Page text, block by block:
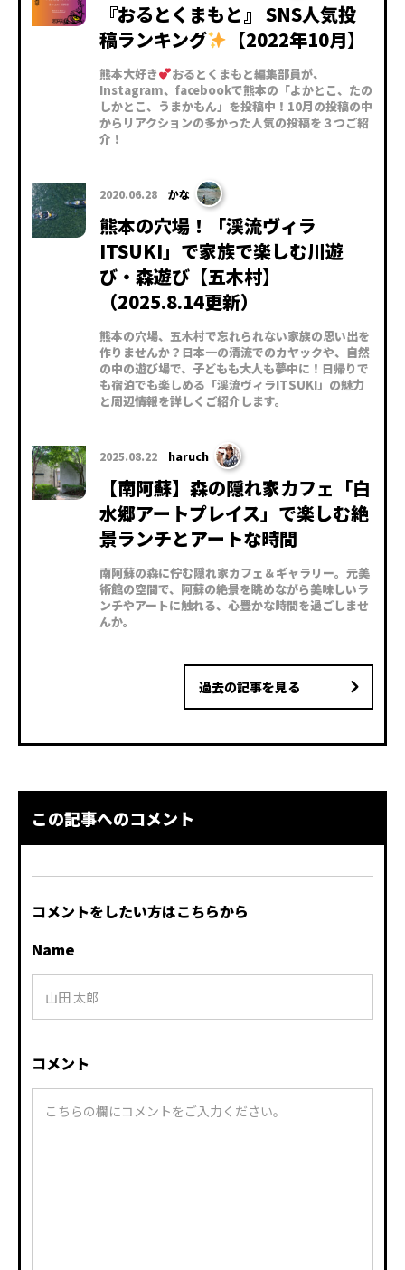
『おるとくまもと』 SNS人気投
稿ランキング
【2022年10月】
熊本大好き
おるとくまもと編集部員が、
Instagram、facebookで熊本の「よかとこ、たの
しかとこ、うまかもん」を投稿中！10月の投稿の中
からリアクションの多かった人気の投稿を３つご紹
介！
2020.06.28 かな
熊本の穴場！「渓流ヴィラ
ITSUKI」で家族で楽しむ川遊
び・森遊び【五木村】
（2025.8.14更新）
熊本の穴場、五木村で忘れられない家族の思い出を
作りませんか？日本一の清流でのカヤックや、自然
の中の遊び場で、子どもも大人も夢中に！日帰りで
も宿泊でも楽しめる「渓流ヴィラITSUKI」の魅力
と周辺情報を詳しくご紹介します。
2025.08.22 haruch
【南阿蘇】森の隠れ家カフェ「白
水郷アートプレイス」で楽しむ絶
景ランチとアートな時間
南阿蘇の森に佇む隠れ家カフェ＆ギャラリー。元美
術館の空間で、阿蘇の絶景を眺めながら美味しいラ
ンチやアートに触れる、心豊かな時間を過ごしませ
んか。
過去の記事を見る
この記事へのコメント
コメントをしたい方はこちらから
コメント
Name